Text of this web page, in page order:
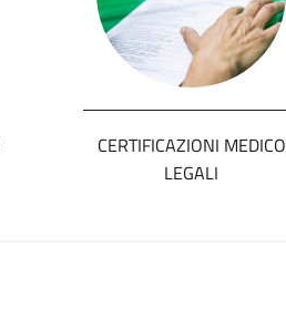
CERTIFICAZIONI MEDICO
LEGALI